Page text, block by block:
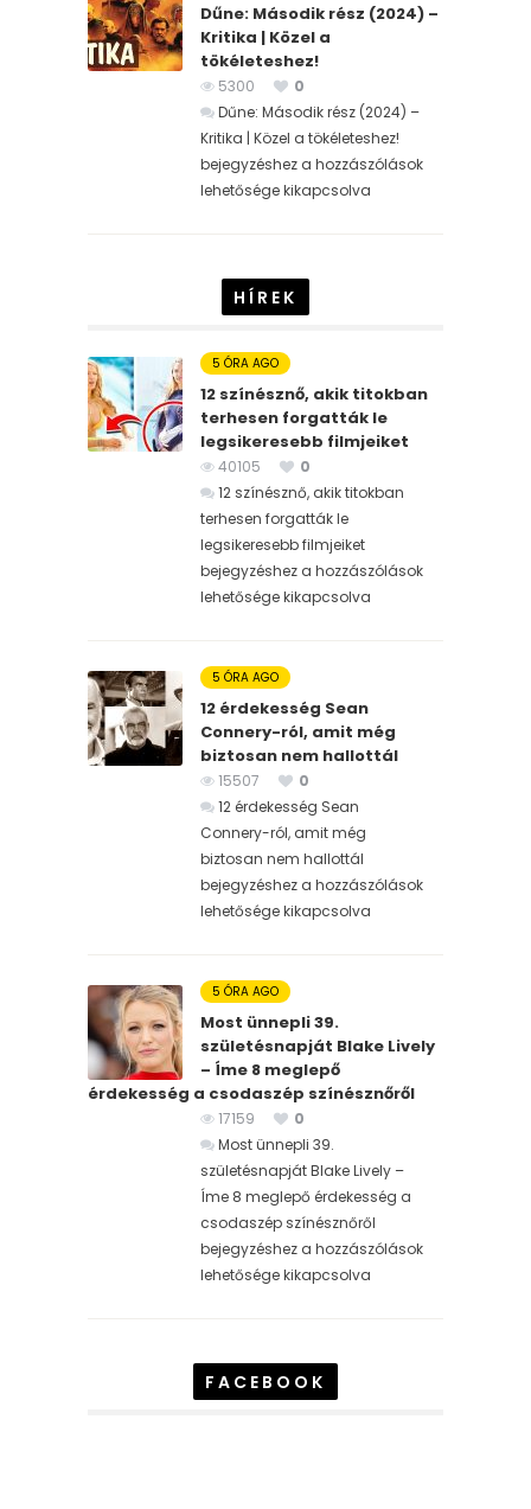
Dűne: Második rész (2024) –
Kritika | Közel a
tökéleteshez!
5300
0
Dűne: Második rész (2024) –
Kritika | Közel a tökéleteshez!
bejegyzéshez a hozzászólások
lehetősége kikapcsolva
HÍREK
5 ÓRA AGO
12 színésznő, akik titokban
terhesen forgatták le
legsikeresebb filmjeiket
40105
0
12 színésznő, akik titokban
terhesen forgatták le
legsikeresebb filmjeiket
bejegyzéshez a hozzászólások
lehetősége kikapcsolva
5 ÓRA AGO
12 érdekesség Sean
Connery-ról, amit még
biztosan nem hallottál
15507
0
12 érdekesség Sean
Connery-ról, amit még
biztosan nem hallottál
bejegyzéshez a hozzászólások
lehetősége kikapcsolva
5 ÓRA AGO
Most ünnepli 39.
születésnapját Blake Lively
– Íme 8 meglepő
érdekesség a csodaszép színésznőről
17159
0
Most ünnepli 39.
születésnapját Blake Lively –
Íme 8 meglepő érdekesség a
csodaszép színésznőről
bejegyzéshez a hozzászólások
lehetősége kikapcsolva
FACEBOOK